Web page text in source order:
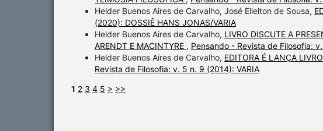
Helder Buenos Aires de Carvalho, José Elielton de Sousa,
(2020): DOSSIÊ HANS JONAS/VARIA
Helder Buenos Aires de Carvalho, LIVRO DISCUTE A
ARENDT E MACINTYRE , Pensando - Revista de Filosofia:
Helder Buenos Aires de Carvalho, EDITORA É LANÇA
Revista de Filosofia: v. 5 n. 9 (2014): VARIA
1 2 3 4 5 > >>